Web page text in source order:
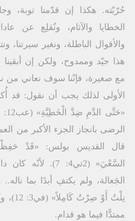
حُرّيّته. هكذا إن قدّمنا توبة،
الخطايا والآثام، ونُقلِع عن
والأقوال الباطلة، ونغير سيرتنا،
هذا جيّد وممدوح، ولكن إن أبقينا
مع صغيرة، فإنّنا سوف نعاني من
الأولى لذلك يجب أن نقول: قد
الرضى بانجاز الجزء الأكبر من
قال القديس بولس: «قَدْ
السَّعْيَ» (2تي4: 7).
الجَعالة، ولم يكتفِ أبدًا بما
نِلْتُ أَوْ
ممتدًّا فيما هو قدام.